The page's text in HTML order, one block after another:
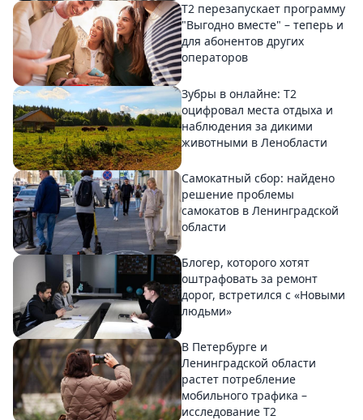
Т2 перезапускает программу
"Выгодно вместе" – теперь и
для абонентов других
операторов
Зубры в онлайне: Т2
оцифровал места отдыха и
наблюдения за дикими
животными в Ленобласти
Самокатный сбор: найдено
решение проблемы
самокатов в Ленинградской
области
Блогер, которого хотят
оштрафовать за ремонт
дорог, встретился с «Новыми
людьми»
В Петербурге и
Ленинградской области
растет потребление
мобильного трафика –
исследование T2